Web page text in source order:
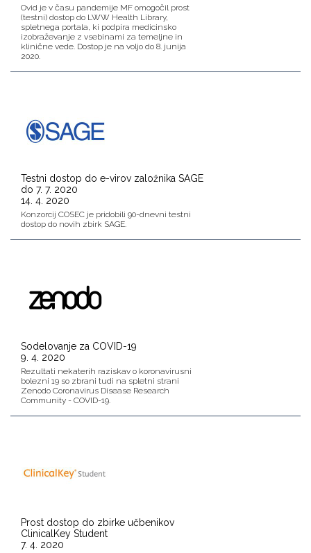
Ovid je v času pandemije MF omogočil prost
(testni) dostop do LWW Health Library,
spletnega portala, ki podpira medicinsko
izobraževanje z vsebinami za temeljne in
klinične vede. Dostop je na voljo do 8. junija
2020.
Testni dostop do e-virov založnika SAGE
do 7. 7. 2020
14. 4. 2020
Konzorcij COSEC je pridobili 90-dnevni testni
dostop do novih zbirk SAGE.
Sodelovanje za COVID-19
9. 4. 2020
Rezultati nekaterih raziskav o koronavirusni
bolezni 19 so zbrani tudi na spletni strani
Zenodo Coronavirus Disease Research
Community - COVID-19.
Prost dostop do zbirke učbenikov
ClinicalKey Student
7. 4. 2020